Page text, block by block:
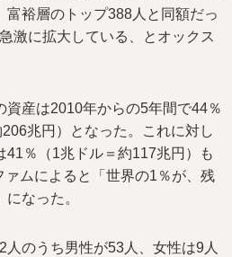
富裕層のトップ388人と同額だっ
激に拡大している、とオックス
資産は2010年からの5年間で44％
兆円）となった。これに対し
41％（1兆ドル＝約117兆円）も
ムによると「世界の1％が、残
なった。
人のうち男性が53人、女性は9人